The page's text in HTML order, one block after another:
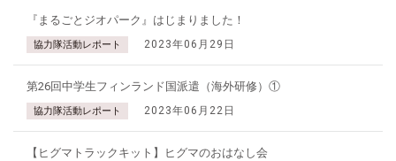
『まるごとジオパーク』はじまりました！
協力隊活動レポート 2023年06月29日
第26回中学生フィンランド国派遣（海外研修）①
協力隊活動レポート 2023年06月22日
【ヒグマトラックキット】ヒグマのおはなし会